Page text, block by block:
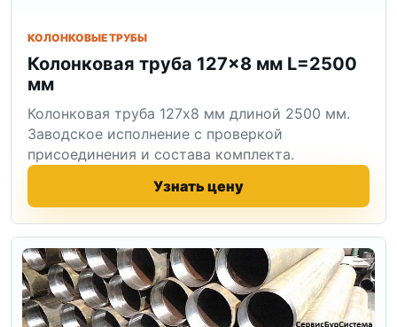
КОЛОНКОВЫЕ ТРУБЫ
Колонковая труба 127×8 мм L=2500
мм
Колонковая труба 127x8 мм длиной 2500 мм.
Заводское исполнение с проверкой
присоединения и состава комплекта.
Узнать цену